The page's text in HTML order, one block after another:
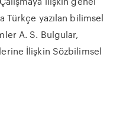
Türkçe yazılan bilimsel
A. S. Bulgular,
İlişkin Sözbilimsel